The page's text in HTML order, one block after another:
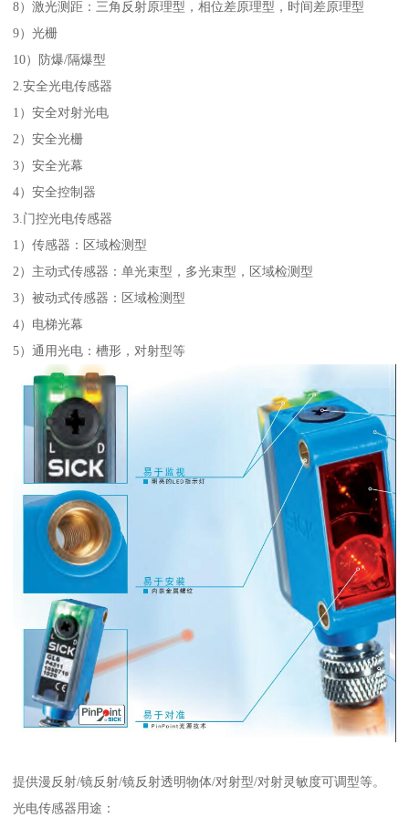
8）激光测距：三角反射原理型，相位差原理型，时间差原理型
9）光栅
10）防爆/隔爆型
2.安全光电传感器
1）安全对射光电
2）安全光栅
3）安全光幕
4）安全控制器
3.门控光电传感器
1）传感器：区域检测型
2）主动式传感器：单光束型，多光束型，区域检测型
3）被动式传感器：区域检测型
4）电梯光幕
5）通用光电：槽形，对射型等
提供漫反射/镜反射/镜反射透明物体/对射型/对射灵敏度可调型等。
光电传感器用途：